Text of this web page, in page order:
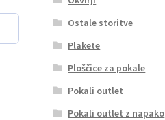
Ostale storitve
Plakete
Ploščice za pokale
Pokali outlet
Pokali outlet z napako